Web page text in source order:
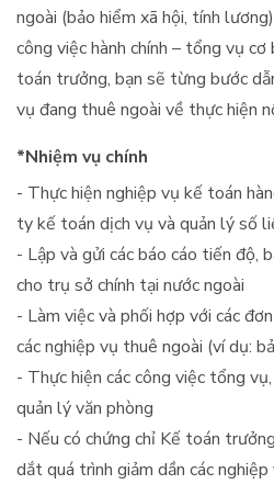
ngoài (bảo hiểm xã hội, tính
công việc hành chính – tổng vụ
toán trưởng, bạn sẽ từng bước
vụ đang thuê ngoài về thực hiện
*Nhiệm vụ chính
- Thực hiện nghiệp vụ kế toán
ty kế toán dịch vụ và quản lý số
- Lập và gửi các báo cáo tiến độ,
cho trụ sở chính tại nước ngoài
- Làm việc và phối hợp với các
các nghiệp vụ thuê ngoài (ví dụ:
- Thực hiện các công việc tổng
quản lý văn phòng
- Nếu có chứng chỉ Kế toán
dắt quá trình giảm dần các